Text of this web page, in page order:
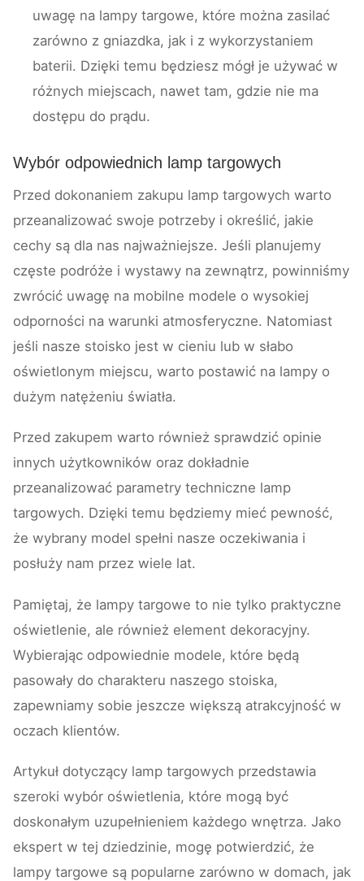
uwagę na lampy targowe, które można zasilać
zarówno z gniazdka, jak i z wykorzystaniem
baterii. Dzięki temu będziesz mógł je używać w
różnych miejscach, nawet tam, gdzie nie ma
dostępu do prądu.
Wybór odpowiednich lamp targowych
Przed dokonaniem zakupu lamp targowych warto
przeanalizować swoje potrzeby i określić, jakie
cechy są dla nas najważniejsze. Jeśli planujemy
częste podróże i wystawy na zewnątrz, powinniśmy
zwrócić uwagę na mobilne modele o wysokiej
odporności na warunki atmosferyczne. Natomiast
jeśli nasze stoisko jest w cieniu lub w słabo
oświetlonym miejscu, warto postawić na lampy o
dużym natężeniu światła.
Przed zakupem warto również sprawdzić opinie
innych użytkowników oraz dokładnie
przeanalizować parametry techniczne lamp
targowych. Dzięki temu będziemy mieć pewność,
że wybrany model spełni nasze oczekiwania i
posłuży nam przez wiele lat.
Pamiętaj, że lampy targowe to nie tylko praktyczne
oświetlenie, ale również element dekoracyjny.
Wybierając odpowiednie modele, które będą
pasowały do charakteru naszego stoiska,
zapewniamy sobie jeszcze większą atrakcyjność w
oczach klientów.
Artykuł dotyczący lamp targowych przedstawia
szeroki wybór oświetlenia, które mogą być
doskonałym uzupełnieniem każdego wnętrza. Jako
ekspert w tej dziedzinie, mogę potwierdzić, że
lampy targowe są popularne zarówno w domach, jak